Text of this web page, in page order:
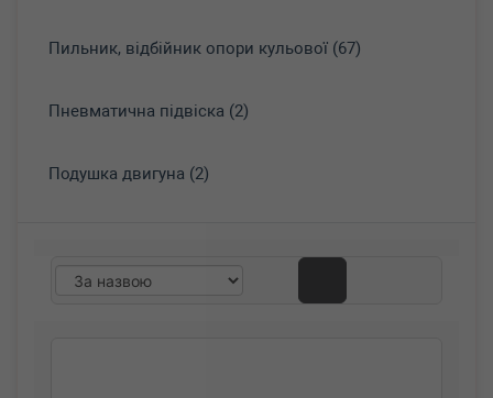
Пильник, відбійник опори кульової (67)
Пневматична підвіска (2)
Подушка двигуна (2)